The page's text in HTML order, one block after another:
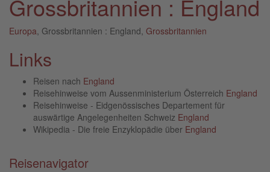
Grossbritannien : England
Europa , Grossbritannien : England, Grossbritannien
Links
Reisen nach England
Reisehinweise vom Aussenministerium Österreich England
Reisehinweise - Eidgenössisches Departement für
auswärtige Angelegenheiten Schweiz England
Wikipedia - Die freie Enzyklopädie über England
Reisenavigator